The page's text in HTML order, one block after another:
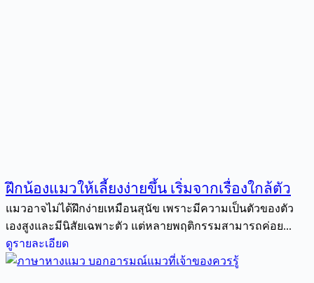
ฝึกน้องแมวให้เลี้ยงง่ายขึ้น เริ่มจากเรื่องใกล้ตัว
แมวอาจไม่ได้ฝึกง่ายเหมือนสุนัข เพราะมีความเป็นตัวของตัว
เองสูงและมีนิสัยเฉพาะตัว แต่หลายพฤติกรรมสามารถค่อย...
ดูรายละเอียด